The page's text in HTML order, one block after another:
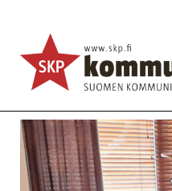
SKP tukee kaupan alan
Ajankohtaista
Avainsanat:kauppa,lakko,